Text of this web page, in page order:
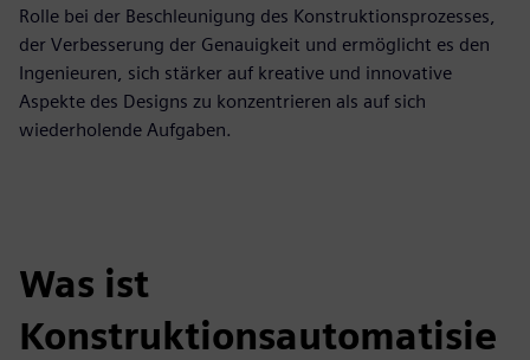
Rolle bei der Beschleunigung des Konstruktionsprozesses,
der Verbesserung der Genauigkeit und ermöglicht es den
Ingenieuren, sich stärker auf kreative und innovative
Aspekte des Designs zu konzentrieren als auf sich
wiederholende Aufgaben.
Was ist
Konstruktionsautomatisie